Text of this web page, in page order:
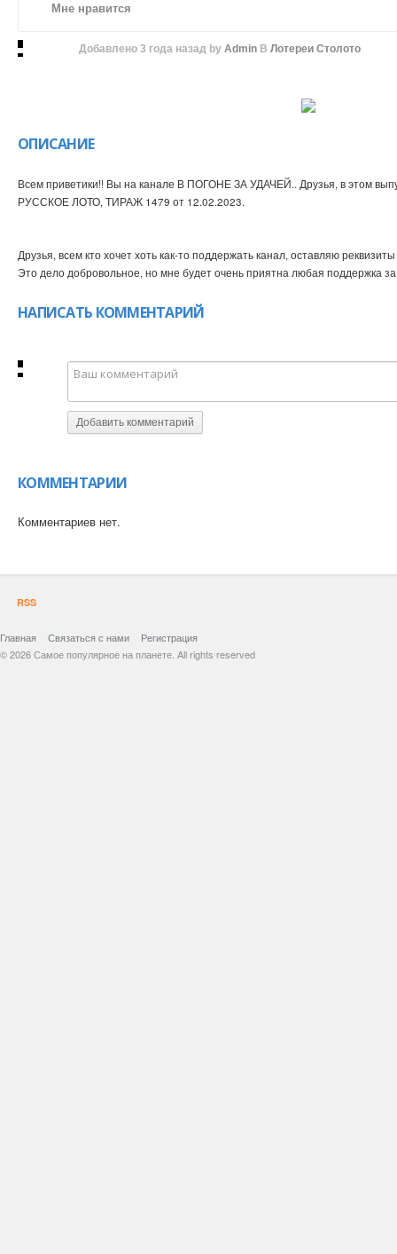
Мне нравится
Добавлено 3 года назадby AdminВ Лотереи Столото
ОПИСАНИЕ
Всем приветики!! Вы на канале В ПОГОНЕ ЗА УДАЧЕЙ.. Друзья, в этом
РУССКОЕ ЛОТО, ТИРАЖ 1479 от 12.02.2023.
Друзья, всем кто хочет хоть как-то поддержать канал, оставляю
Это дело добровольное, но мне будет очень приятна любая поддержка
НАПИСАТЬ КОММЕНТАРИЙ
Добавить комментарий
КОММЕНТАРИИ
Комментариев нет.
RSS
Главная Связаться с нами
Регистрация
© 2026 Самое популярное на планете. All rights reserved